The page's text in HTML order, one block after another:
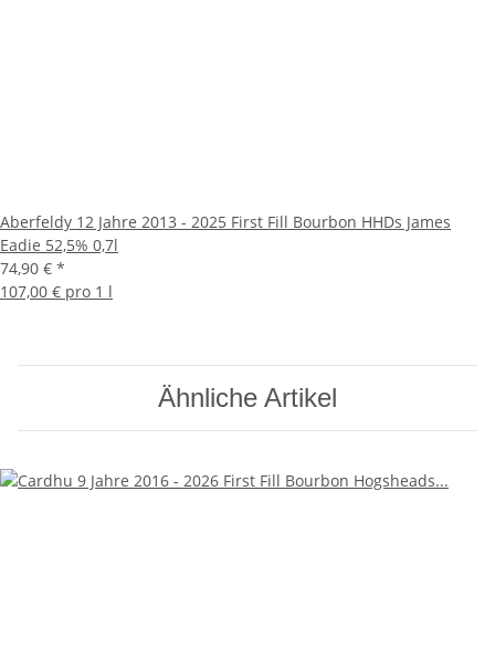
Aberfeldy 12 Jahre 2013 - 2025 First Fill Bourbon HHDs James
Eadie 52,5% 0,7l
74,90 € *
107,00 € pro 1 l
Ähnliche Artikel